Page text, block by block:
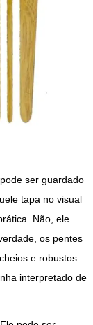
ser guardado
tapa no visual
Não, ele
os pentes
e robustos.
interpretado de